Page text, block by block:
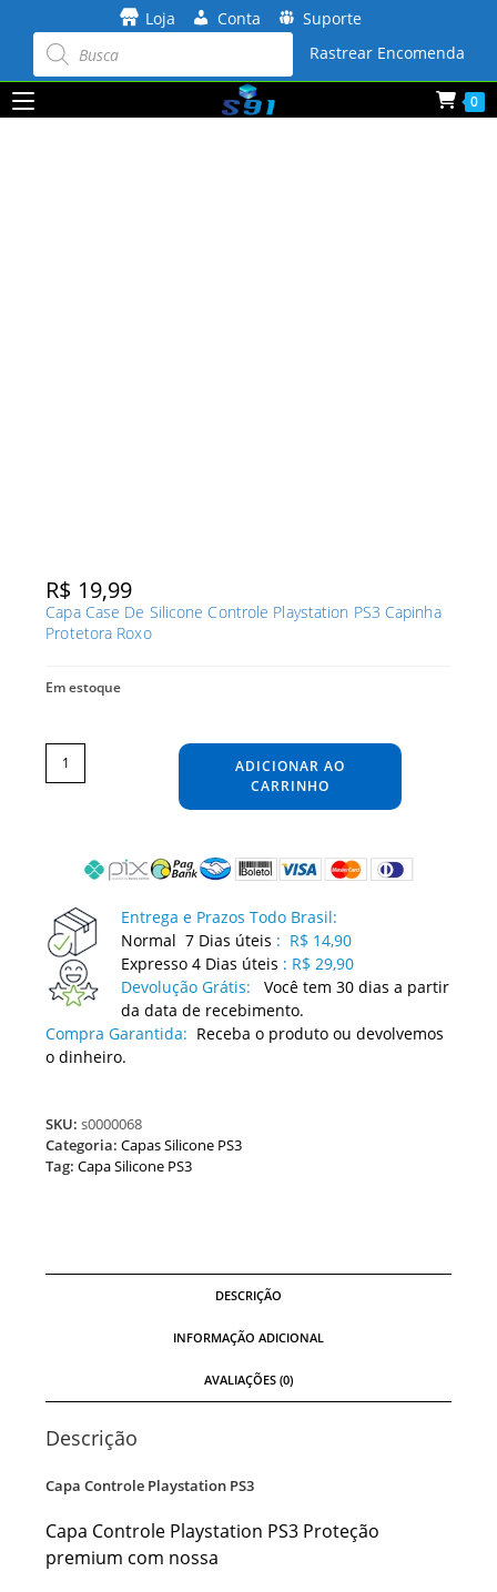
conteúdo
Loja Conta Suporte
Pesquisar
produtos Rastrear Encomenda
0
R$ 19,99
Capa Case De Silicone Controle Playstation PS3 Capinha
Protetora Roxo
Em estoque
Capa
Case
De
Silicone
Playstation
ADICIONAR AO
CARRINHO
Entrega e Prazos Todo Brasil:
Normal 7 Dias úteis : R$ 14,90
Expresso 4 Dias úteis : R$ 29,90
Devolução Grátis:
Você tem 30 dias a partir
da data de recebimento.
Compra Garantida: Receba o produto ou devolvemos
o dinheiro.
SKU:s0000068
Categoria:Capas Silicone PS3
Tag:Capa Silicone PS3
DESCRIÇÃO
INFORMAÇÃO ADICIONAL
AVALIAÇÕES (0)
Descrição
Capa Controle Playstation PS3
Capa Controle Playstation PS3 Proteção
premium com nossa